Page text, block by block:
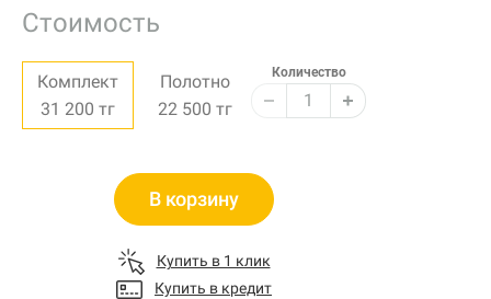
Стоимость
Комплект
31 200 тг
Полотно
22 500 тг
Количество
В корзину
Купить в 1 клик
Купить в кредит